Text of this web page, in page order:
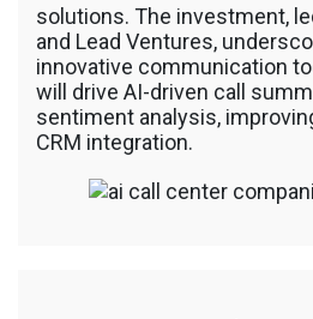
solutions. The investment,
and Lead Ventures,
innovative communication
will drive AI-driven call
sentiment analysis,
CRM integration.